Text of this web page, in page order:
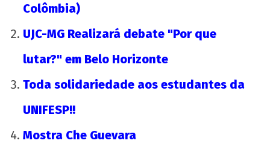
Colômbia)
UJC-MG Realizará debate "Por que
lutar?" em Belo Horizonte
Toda solidariedade aos estudantes da
UNIFESP!!
Mostra Che Guevara